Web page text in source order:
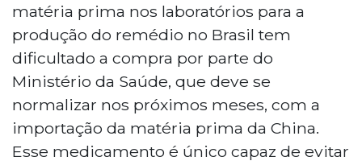
matéria prima nos laboratórios para a
produção do remédio no Brasil tem
dificultado a compra por parte do
Ministério da Saúde, que deve se
normalizar nos próximos meses, com a
importação da matéria prima da China.
Esse medicamento é único capaz de evitar